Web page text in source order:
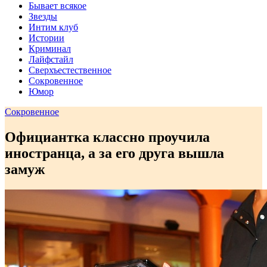
Бывает всякое
Звезды
Интим клуб
Истории
Криминал
Лайфстайл
Сверхъестественное
Сокровенное
Юмор
Сокровенное
Официантка классно проучила
иностранца, а за его друга вышла
замуж